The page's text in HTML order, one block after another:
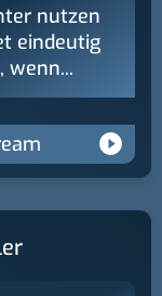
nutzen
eindeutig
wenn...